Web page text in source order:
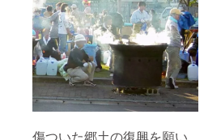
傷ついた郷土の復興を願い